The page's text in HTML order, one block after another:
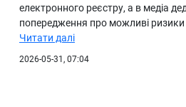
електронного реєстру, а в медіа
попередження про можливі ризики
Читати далі
2026-05-31, 07:04